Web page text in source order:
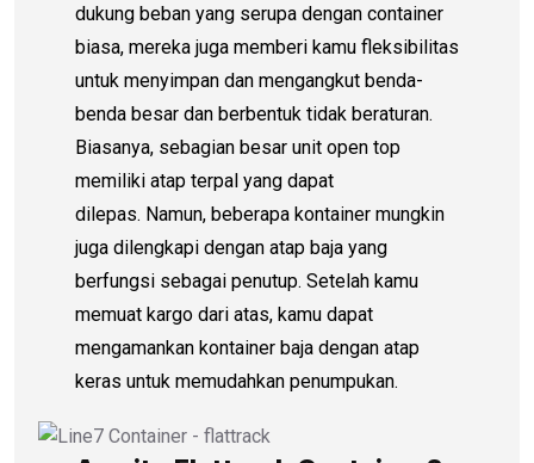
dukung beban yang serupa dengan container
biasa, mereka juga memberi kamu fleksibilitas
untuk menyimpan dan mengangkut benda-
benda besar dan berbentuk tidak beraturan.
Biasanya, sebagian besar unit open top
memiliki atap terpal yang dapat
dilepas. Namun, beberapa kontainer mungkin
juga dilengkapi dengan atap baja yang
berfungsi sebagai penutup. Setelah kamu
memuat kargo dari atas, kamu dapat
mengamankan kontainer baja dengan atap
keras untuk memudahkan penumpukan.